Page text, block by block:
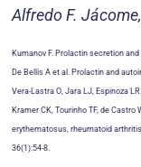
Alfredo F.
Kumanov F. Prolactin secretion
De Bellis A et al. Prolactin and
Vera-Lastra O, Jara LJ, Espinoza
Kramer CK, Tourinho TF, de
erythematosus, rheumatoid
36(1):54-8.